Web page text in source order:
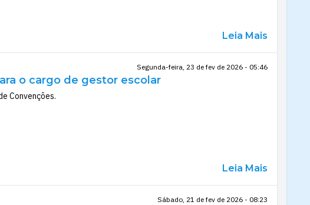
Leia Mais
Segunda-feira, 23 de fev de 2026 - 05:46
o cargo de gestor escolar
Convenções.
Leia Mais
Sábado, 21 de fev de 2026 - 08:23